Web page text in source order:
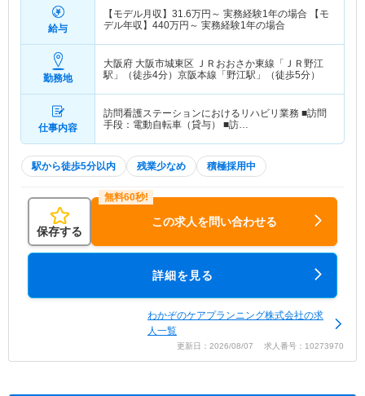
給与
【モデル月収】 31.6万円～ 実務経験1年の場合 【モ
デル年収】 440万円～ 実務経験1年の場合
勤務地
大阪府 大阪市城東区 ＪＲおおさか東線「ＪＲ野江
駅」（徒歩4分）京阪本線「野江駅」（徒歩5分）
仕事内容
訪問看護ステーションにおけるリハビリ業務 ■訪問
手段：電動自転車（貸与） ■訪…
駅から徒歩5分以内 残業少なめ 積極採用中
保存する
この求人を問い合わせる
詳細を見る
わかぞのケアプランニング株式会社の求
人一覧
更新日：2026/08/07 求人番号：10273970